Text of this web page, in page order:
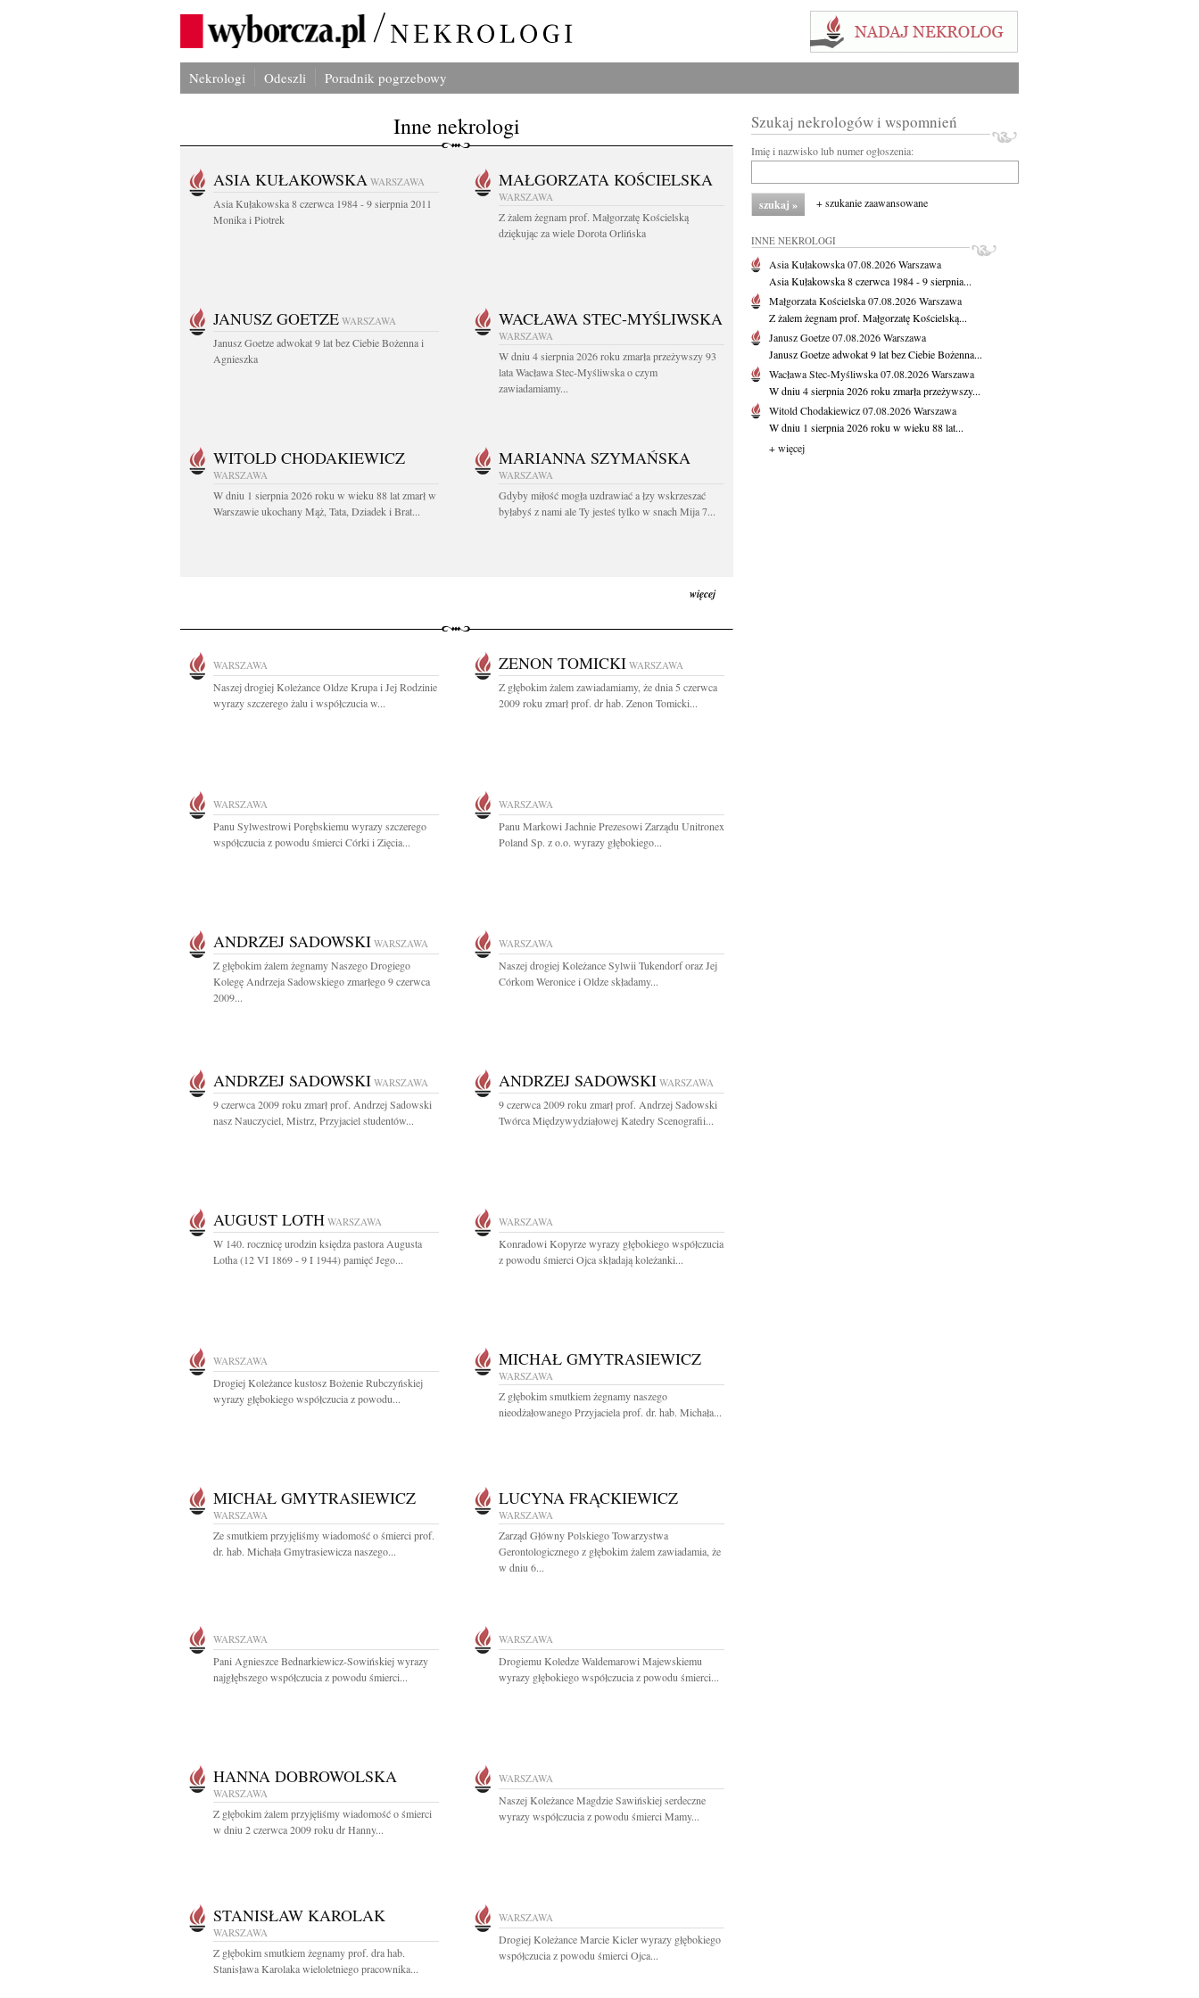
Nekrologi Odeszli Poradnik pogrzebowy
Inne nekrologi
ASIA KUŁAKOWSKA WARSZAWA
Asia Kułakowska 8 czerwca 1984 - 9 sierpnia 2011
Monika i Piotrek
MAŁGORZATA KOŚCIELSKA
WARSZAWA
Z żalem żegnam prof. Małgorzatę Kościelską
dziękując za wiele Dorota Orlińska
JANUSZ GOETZE WARSZAWA
Janusz Goetze adwokat 9 lat bez Ciebie Bożenna i
Agnieszka
WACŁAWA STEC-MYŚLIWSKA
WARSZAWA
W dniu 4 sierpnia 2026 roku zmarła przeżywszy 93
lata Wacława Stec-Myśliwska o czym
zawiadamiamy...
WITOLD CHODAKIEWICZ
WARSZAWA
W dniu 1 sierpnia 2026 roku w wieku 88 lat zmarł w
Warszawie ukochany Mąż, Tata, Dziadek i Brat...
MARIANNA SZYMAŃSKA
WARSZAWA
Gdyby miłość mogła uzdrawiać a łzy wskrzeszać
byłabyś z nami ale Ty jesteś tylko w snach Mija 7...
więcej
WARSZAWA
Naszej drogiej Koleżance Oldze Krupa i Jej Rodzinie
wyrazy szczerego żalu i współczucia w...
ZENON TOMICKI WARSZAWA
Z głębokim żalem zawiadamiamy, że dnia 5 czerwca
2009 roku zmarł prof. dr hab. Zenon Tomicki...
WARSZAWA
Panu Sylwestrowi Porębskiemu wyrazy szczerego
współczucia z powodu śmierci Córki i Zięcia...
WARSZAWA
Panu Markowi Jachnie Prezesowi Zarządu Unitronex
Poland Sp. z o.o. wyrazy głębokiego...
ANDRZEJ SADOWSKI WARSZAWA
Z głębokim żalem żegnamy Naszego Drogiego
Kolegę Andrzeja Sadowskiego zmarłego 9 czerwca
2009...
WARSZAWA
Naszej drogiej Koleżance Sylwii Tukendorf oraz Jej
Córkom Weronice i Oldze składamy...
ANDRZEJ SADOWSKI WARSZAWA
9 czerwca 2009 roku zmarł prof. Andrzej Sadowski
nasz Nauczyciel, Mistrz, Przyjaciel studentów...
ANDRZEJ SADOWSKI WARSZAWA
9 czerwca 2009 roku zmarł prof. Andrzej Sadowski
Twórca Międzywydziałowej Katedry Scenografii...
AUGUST LOTH WARSZAWA
W 140. rocznicę urodzin księdza pastora Augusta
Lotha (12 VI 1869 - 9 I 1944) pamięć Jego...
WARSZAWA
Konradowi Kopyrze wyrazy głębokiego współczucia
z powodu śmierci Ojca składają koleżanki...
WARSZAWA
Drogiej Koleżance kustosz Bożenie Rubczyńskiej
wyrazy głębokiego współczucia z powodu...
MICHAŁ GMYTRASIEWICZ
WARSZAWA
Z głębokim smutkiem żegnamy naszego
nieodżałowanego Przyjaciela prof. dr. hab. Michała...
MICHAŁ GMYTRASIEWICZ
WARSZAWA
Ze smutkiem przyjęliśmy wiadomość o śmierci prof.
dr. hab. Michała Gmytrasiewicza naszego...
LUCYNA FRĄCKIEWICZ
WARSZAWA
Zarząd Główny Polskiego Towarzystwa
Gerontologicznego z głębokim żalem zawiadamia, że
w dniu 6...
WARSZAWA
Pani Agnieszce Bednarkiewicz-Sowińskiej wyrazy
najgłębszego współczucia z powodu śmierci...
WARSZAWA
Drogiemu Koledze Waldemarowi Majewskiemu
wyrazy głębokiego współczucia z powodu śmierci...
HANNA DOBROWOLSKA
WARSZAWA
Z głębokim żalem przyjęliśmy wiadomość o śmierci
w dniu 2 czerwca 2009 roku dr Hanny...
WARSZAWA
Naszej Koleżance Magdzie Sawińskiej serdeczne
wyrazy współczucia z powodu śmierci Mamy...
STANISŁAW KAROLAK
WARSZAWA
Z głębokim smutkiem żegnamy prof. dra hab.
Stanisława Karolaka wieloletniego pracownika...
WARSZAWA
Drogiej Koleżance Marcie Kicler wyrazy głębokiego
współczucia z powodu śmierci Ojca...
Szukaj nekrologów i wspomnień
Imię i nazwisko lub numer ogłoszenia:
+ szukanie zaawansowane
INNE NEKROLOGI
Asia Kułakowska07.08.2026Warszawa
Asia Kułakowska 8 czerwca 1984 - 9 sierpnia...
Małgorzata Kościelska07.08.2026Warszawa
Z żalem żegnam prof. Małgorzatę Kościelską...
Janusz Goetze07.08.2026Warszawa
Janusz Goetze adwokat 9 lat bez Ciebie Bożenna...
Wacława Stec-Myśliwska07.08.2026Warszawa
W dniu 4 sierpnia 2026 roku zmarła przeżywszy...
Witold Chodakiewicz07.08.2026Warszawa
W dniu 1 sierpnia 2026 roku w wieku 88 lat...
+ więcej